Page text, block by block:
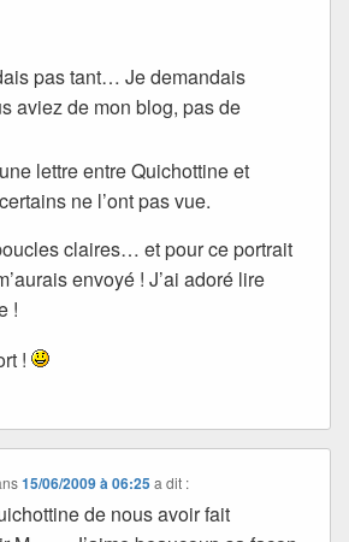
pas tant… Je demandais
aviez de mon blog, pas de
lettre entre Quichottine et
ne l’ont pas vue.
claires… et pour ce portrait
envoyé ! J’ai adoré lire
!
!
15/06/2009 à 06:25 a dit :
de nous avoir fait